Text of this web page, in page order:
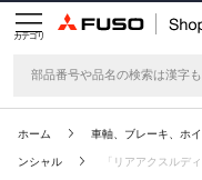
カテゴリ
ホーム 車軸、ブレーキ、ホ
ンシャル 「リアアクスルデ